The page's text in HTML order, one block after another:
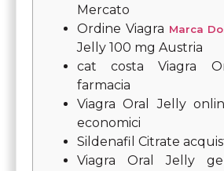
Mercato
Ordine Viagra Marca
Jelly 100 mg Austria
cat costa Viagra
farmacia
Viagra Oral Jelly
economici
Sildenafil Citrate
Viagra Oral Jelly